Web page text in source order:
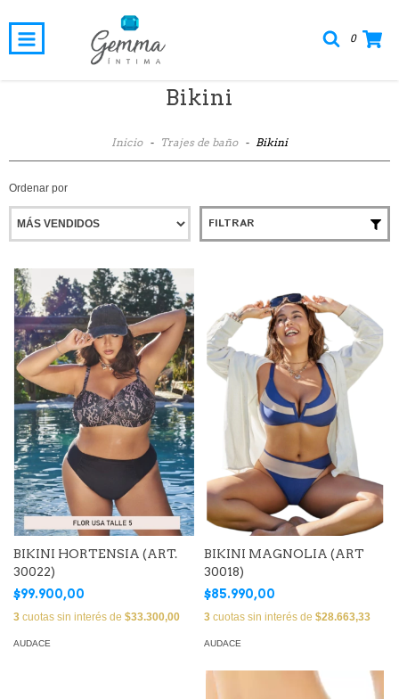
0
Bikini
Inicio - Trajes de baño - Bikini
Ordenar por
FILTRAR
BIKINI HORTENSIA (ART.
30022)
$99.900,00
3 cuotas sin interés de $33.300,00
AUDACE
BIKINI MAGNOLIA (ART
30018)
$85.990,00
3 cuotas sin interés de $28.663,33
AUDACE